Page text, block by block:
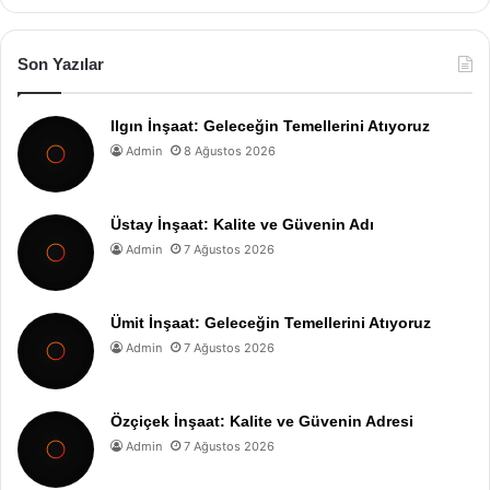
Son Yazılar
Ilgın İnşaat: Geleceğin Temellerini Atıyoruz
Admin 8 Ağustos 2026
Üstay İnşaat: Kalite ve Güvenin Adı
Admin 7 Ağustos 2026
Ümit İnşaat: Geleceğin Temellerini Atıyoruz
Admin 7 Ağustos 2026
Özçiçek İnşaat: Kalite ve Güvenin Adresi
Admin 7 Ağustos 2026